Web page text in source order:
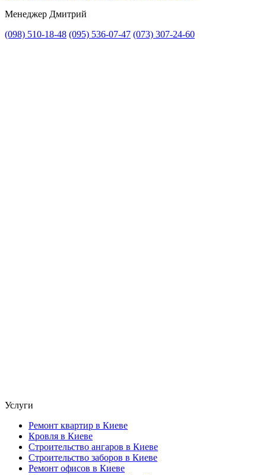
Менеджер Дмитрий
(098) 510-18-48 (095) 536-07-47 (073) 307-24-60
Услуги
Ремонт квартир в Киеве
Кровля в Киеве
Строительство ангаров в Киеве
Строительство заборов в Киеве
Ремонт офисов в Киеве